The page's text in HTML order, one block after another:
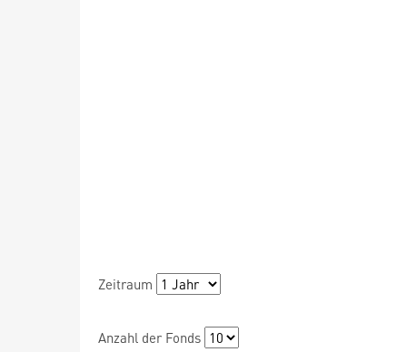
Zeitraum
Anzahl der Fonds